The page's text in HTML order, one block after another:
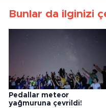
Bunlar da ilginizi
Pedallar meteor
yağmuruna çevrildi!